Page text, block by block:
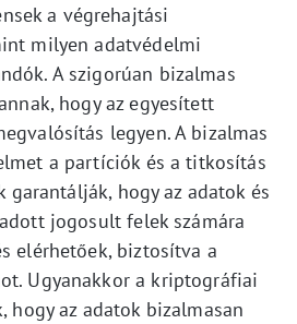
a végrehajtási
milyen adatvédelmi
A szigorúan bizalmas
hogy az egyesített
legyen. A bizalmas
a partíciók és a titkosítás
hogy az adatok és
jogosult felek számára
elérhetőek, biztosítva a
Ugyanakkor a kriptográfiai
az adatok bizalmasan